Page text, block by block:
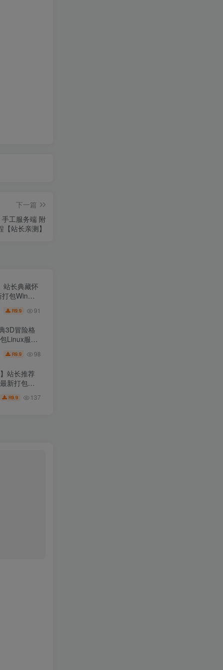
下一篇
工服务端 附
站长亲测】
站长典藏怀
包Win服
R9.9 91
3D冒险格
Linux服务
R9.9 98
站长推荐
新打包整
R9.9 137